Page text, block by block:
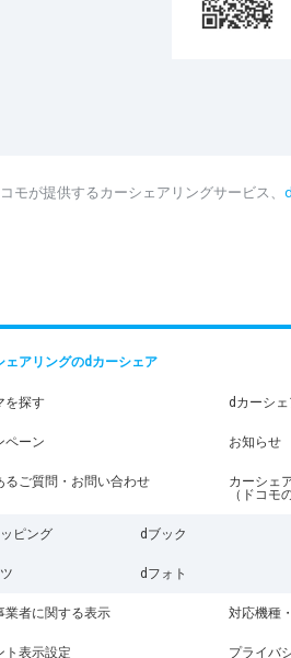
モが提供するカーシェアリングサービス、
ェアリングのdカーシェア
を探す dカーシ
ペーン お知らせ
るご質問・お問い合わせ
カーシェ
（ドコモ
ピング dブック
dフォト
業者に関する表示 対応機種
ト表示設定 プライバ